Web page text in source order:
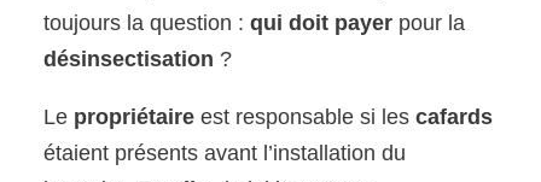
toujours la question :qui doit payer pour la
désinsectisation ?
Le propriétaire est responsable si lescafards
étaient présents avant l’installation du